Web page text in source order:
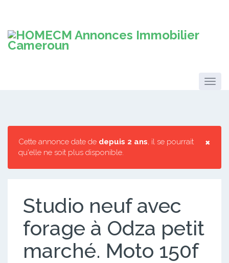
×
Cette annonce date de depuis 2 ans, il se pourrait
qu'elle ne soit plus disponible.
Studio neuf avec
forage à Odza petit
marché. Moto 150f